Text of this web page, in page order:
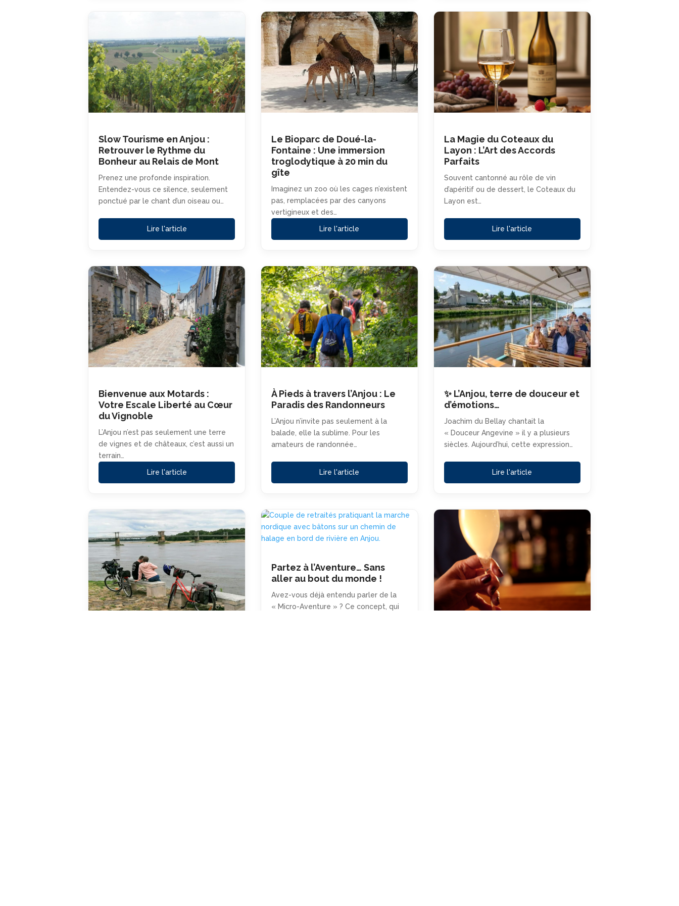
Slow Tourisme en Anjou :
Retrouver le Rythme du
Bonheur au Relais de Mont
Prenez une profonde inspiration.
Entendez-vous ce silence, seulement
ponctué par le chant d’un oiseau ou…
Lire l'article
Le Bioparc de Doué-la-
Fontaine : Une immersion
troglodytique à 20 min du
gîte
Imaginez un zoo où les cages n’existent
pas, remplacées par des canyons
vertigineux et des…
Lire l'article
La Magie du Coteaux du
Layon : L’Art des Accords
Parfaits
Souvent cantonné au rôle de vin
d’apéritif ou de dessert, le Coteaux du
Layon est…
Lire l'article
Bienvenue aux Motards :
Votre Escale Liberté au Cœur
du Vignoble
L’Anjou n’est pas seulement une terre
de vignes et de châteaux, c’est aussi un
terrain…
Lire l'article
À Pieds à travers l’Anjou : Le
Paradis des Randonneurs
L’Anjou n’invite pas seulement à la
balade, elle la sublime. Pour les
amateurs de randonnée…
Lire l'article
✨ L’Anjou, terre de douceur et
d’émotions…
Joachim du Bellay chantait la
« Douceur Angevine » il y a plusieurs
siècles. Aujourd’hui, cette expression…
Lire l'article
Partez à l’Aventure… Sans
aller au bout du monde !
Avez-vous déjà entendu parler de la
« Micro-Aventure » ? Ce concept, qui